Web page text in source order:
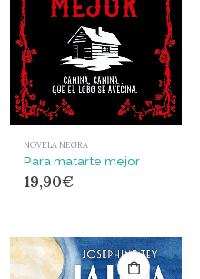
NOVELA NEGRA
Para matarte mejor
19,90€